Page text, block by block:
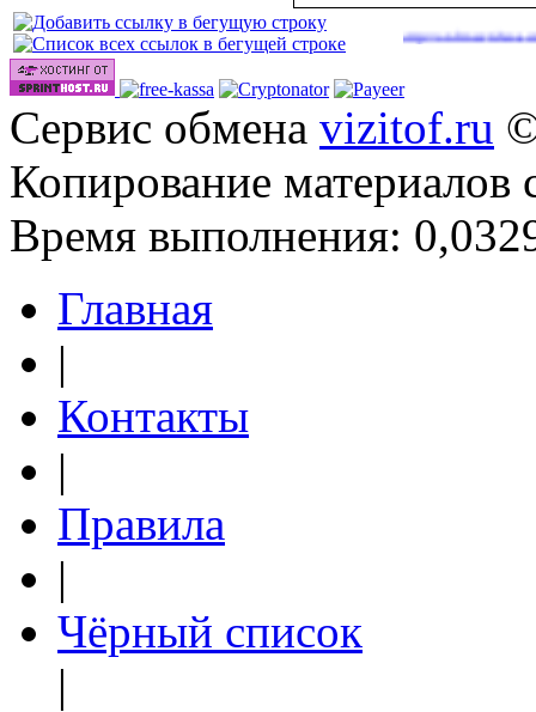
году(39)|http://onlinevideos.cc/go/out.php(41)| http://onlinevideos.cc/videos/
Сервис обмена vizitof.ru
Копирование материалов
Время выполнения:
Главная
|
Контакты
|
Правила
|
Чёрный список
|